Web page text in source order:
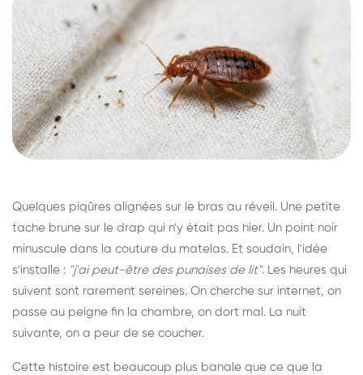
Quelques piqûres alignées sur le bras au réveil. Une petite
tache brune sur le drap qui n'y était pas hier. Un point noir
minuscule dans la couture du matelas. Et soudain, l'idée
s'installe : "j'ai peut-être des punaises de lit". Les heures qui
suivent sont rarement sereines. On cherche sur internet, on
passe au peigne fin la chambre, on dort mal. La nuit
suivante, on a peur de se coucher.
Cette histoire est beaucoup plus banale que ce que la